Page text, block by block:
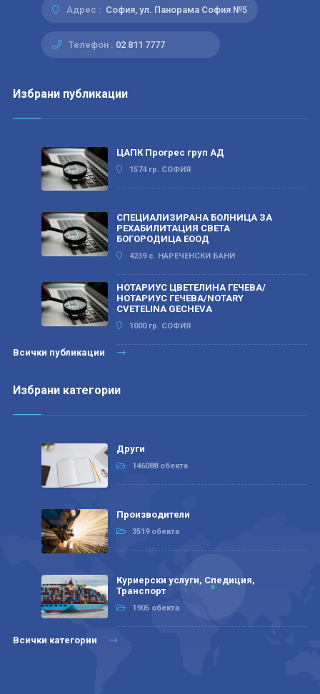
Адрес : София, ул. Панорама София №5
Телефон : 02 811 7777
Избрани публикации
ЦАПК Прогрес груп АД
1574 гр. СОФИЯ
СПЕЦИАЛИЗИРАНА БОЛНИЦА ЗА
РЕХАБИЛИТАЦИЯ СВЕТА
БОГОРОДИЦА ЕООД
4239 с. НАРЕЧЕНСКИ БАНИ
НОТАРИУС ЦВЕТЕЛИНА ГЕЧЕВА/
НОТАРИУС ГЕЧЕВА/NOTARY
CVETELINA GECHEVA
1000 гр. СОФИЯ
Всички публикации
Избрани категории
Други
146088 обекта
Производители
3519 обекта
Куриерски услуги, Спедиция,
Транспорт
1905 обекта
Всички категории